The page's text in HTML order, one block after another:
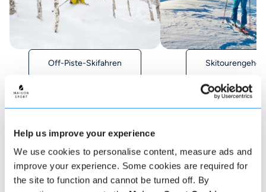
Help us improve your experience
We use cookies to personalise content, measure ads and
improve your experience. Some cookies are required for
the site to function and cannot be turned off. By
Off-Piste-Skifahren Skitourengehen
Wie man bucht
Eine Buchung bei uns könnte nicht einfacher sein,